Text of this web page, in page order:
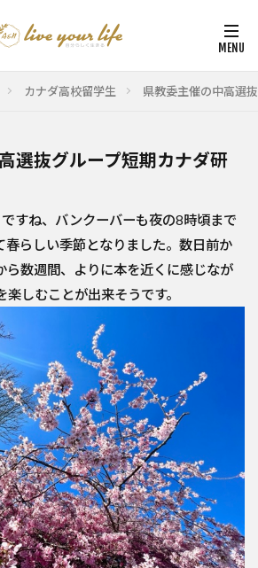
カナダ高校留学生 県教委主催の中高選
選抜グループ短期カナダ研
すね、バンクーバーも夜の8時頃まで
春らしい季節となりました。数日前か
ら数週間、よりに本を近くに感じなが
しむことが出来そうです。